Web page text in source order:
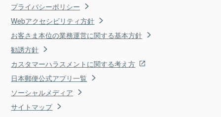
プライバシーポリシー
Webアクセシビリティ方針
お客さま本位の業務運営に関する基本方針
勧誘方針
カスタマーハラスメントに関する考え方
日本郵便公式アプリ一覧
ソーシャルメディア
サイトマップ